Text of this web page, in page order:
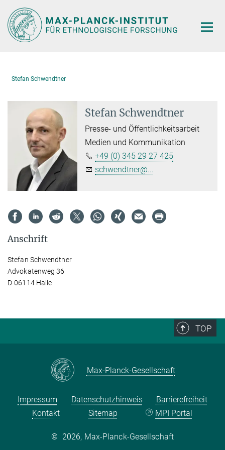
Hauptinhalt
Stefan Schwendtner
Stefan Schwendtner
Presse- und Öffentlichkeitsarbeit
Medien und Kommunikation
+49 (0) 345 29 27 425
schwendtner@...
Anschrift
Stefan Schwendtner
Advokatenweg 36
D-06114 Halle
TOP
Max-Planck-Gesellschaft
Impressum Datenschutzhinweis
Barrierefreiheit
Kontakt
Sitemap MPI Portal
© 2026, Max-Planck-Gesellschaft